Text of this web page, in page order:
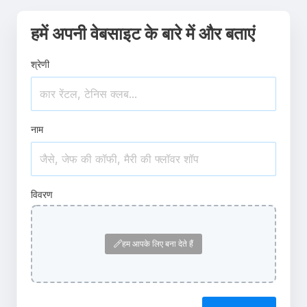
हमें अपनी वेबसाइट के बारे में और बताएं
श्रेणी
नाम
विवरण
हम आपके लिए बना देते हैं